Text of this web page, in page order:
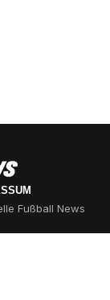
Fußball News